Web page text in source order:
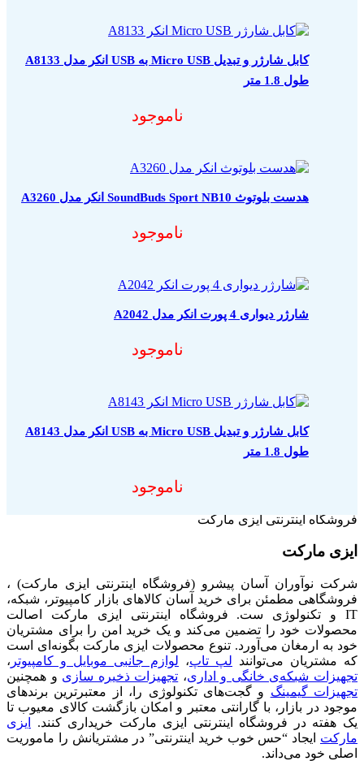
کابل شارژر و تبدیل Micro USB به USB انکر مدل A8133
طول 1.8 متر
ناموجود
هدست بلوتوث SoundBuds Sport NB10 انکر مدل A3260
ناموجود
شارژر دیواری 4 پورت انکر مدل A2042
ناموجود
کابل شارژر و تبدیل Micro USB به USB انکر مدل A8143
طول 1.8 متر
ناموجود
فروشگاه اینترنتی ایزی مارکت
ایزی مارکت
شرکت نوآوران آسان پیشرو (فروشگاه اینترنتی ایزی مارکت) ،
فروشگاهی مطمئن برای خرید آسان کالاهای بازار کامپیوتر، شبکه،
IT و تکنولوژی ست. فروشگاه اینترنتی ایزی مارکت اصالت
محصولات خود را تضمین می‌کند و یک خرید امن را برای مشتریان
خود به ارمغان می‌آورد. تنوع محصولات ایزی مارکت بگونه‌ای است
که مشتریان می‌توانند لپ تاپ، لوازم جانبی موبایل و کامپیوتر ،
تجهیزات شبکه‌ی خانگی و اداری، تجهیزات ذخیره سازی و همچنین
تجهیزات گیمینگ و گجت‌های تکنولوژی را، از معتبرترین برندهای
موجود در بازار، با گارانتی معتبر و امکان بازگشت کالای معیوب تا
یک هفته در فروشگاه اینترنتی ایزی مارکت خریداری کنند.
ایزی
مارکت ایجاد “حس خوب خرید اینترنتی” در مشتریانش را ماموریت
اصلی خود می‌داند.